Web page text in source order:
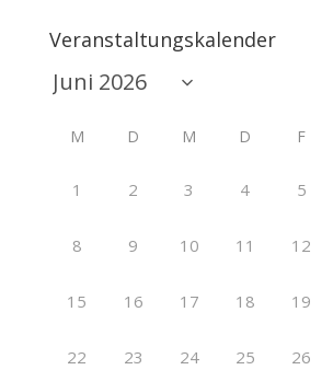
Veranstaltungskalender
M D M D F
1 2 3 4 5
8 9 10 11 12
15 16 17 18 19
22 23 24 25 26